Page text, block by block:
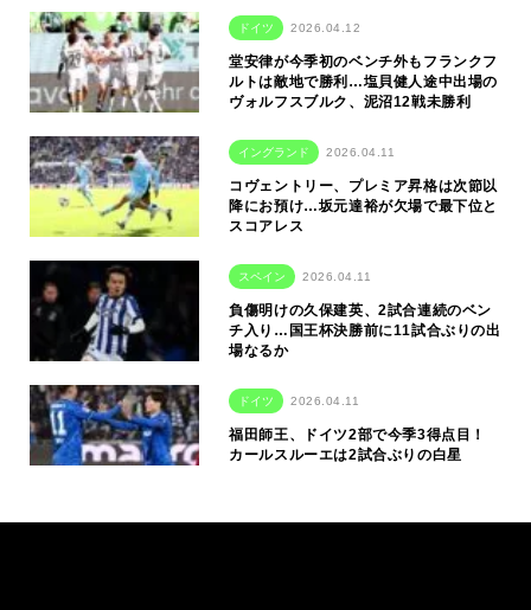
ドイツ 2026.04.12
堂安律が今季初のベンチ外もフランクフ
ルトは敵地で勝利…塩貝健人途中出場の
ヴォルフスブルク、泥沼12戦未勝利
イングランド 2026.04.11
コヴェントリー、プレミア昇格は次節以
降にお預け…坂元達裕が欠場で最下位と
スコアレス
スペイン 2026.04.11
負傷明けの久保建英、2試合連続のベン
チ入り…国王杯決勝前に11試合ぶりの出
場なるか
ドイツ 2026.04.11
福田師王、ドイツ2部で今季3得点目！
カールスルーエは2試合ぶりの白星